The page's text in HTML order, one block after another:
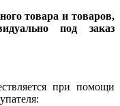
товара и товаров,
под заказ
при помощи